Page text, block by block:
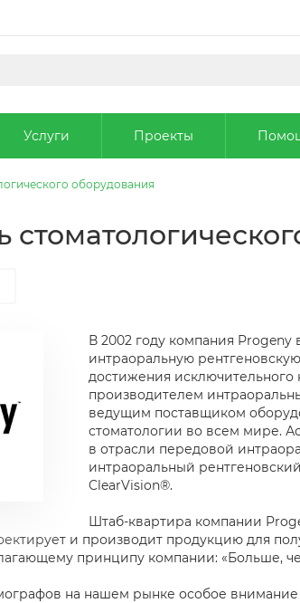
Услуги Проекты
оборудования
В 2002 году компания
интраоральную
достижения
производителем
ведущим поставщиком
стоматологии во всем мире.
в отрасли передовой
интраоральный
ClearVision®.
Штаб-квартира компании
и производит продукцию для
принципу компании: «Больше,
на нашем рынке особое внимание